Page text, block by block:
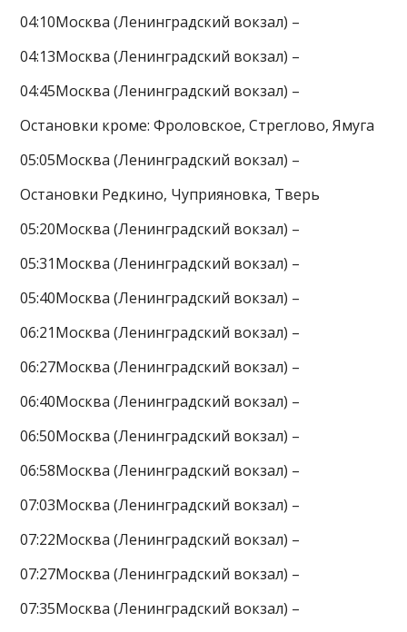
04:10Москва (Ленинградский вокзал) –
04:13Москва (Ленинградский вокзал) –
04:45Москва (Ленинградский вокзал) –
Остановки кроме: Фроловское, Стреглово, Ямуга
05:05Москва (Ленинградский вокзал) –
Остановки Редкино, Чуприяновка, Тверь
05:20Москва (Ленинградский вокзал) –
05:31Москва (Ленинградский вокзал) –
05:40Москва (Ленинградский вокзал) –
06:21Москва (Ленинградский вокзал) –
06:27Москва (Ленинградский вокзал) –
06:40Москва (Ленинградский вокзал) –
06:50Москва (Ленинградский вокзал) –
06:58Москва (Ленинградский вокзал) –
07:03Москва (Ленинградский вокзал) –
07:22Москва (Ленинградский вокзал) –
07:27Москва (Ленинградский вокзал) –
07:35Москва (Ленинградский вокзал) –